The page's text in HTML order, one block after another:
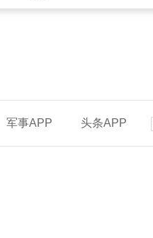
军事APP 头条APP